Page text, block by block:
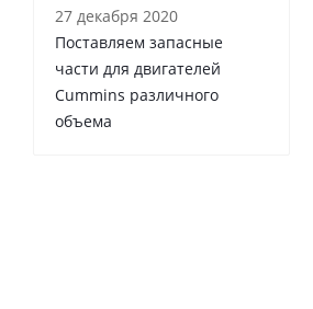
27 декабря 2020
Поставляем запасные
части для двигателей
Cummins различного
объема